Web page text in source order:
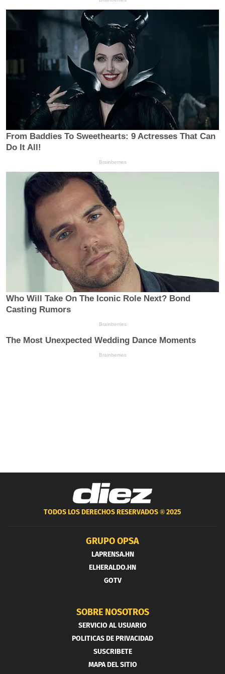
TODOS LOS DERECHOS RESERVADOS ®2025
GRUPO OPSA
LAPRENSA.HN
ELHERALDO.HN
GOTV
SOBRE NOSOTROS
SERVICIO AL USUARIO
POLITICAS DE PRIVACIDAD
SUSCRIBETE
MAPA DEL SITIO